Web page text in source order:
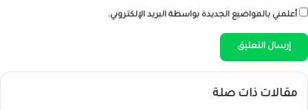
أعلمني بالمواضيع الجديدة بواسطة البريد الإلكتروني.
مقالات ذات صلة